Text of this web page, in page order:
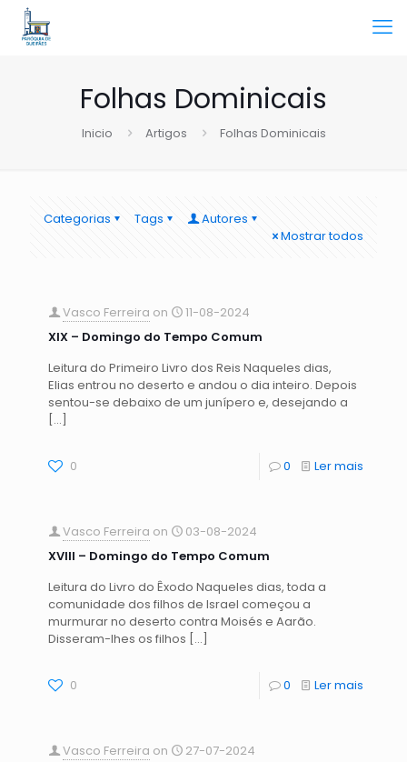
Folhas Dominicais
Inicio Artigos Folhas Dominicais
Categorias Tags
Autores
Mostrar todos
Vasco Ferreira on
11-08-2024
XIX – Domingo do Tempo Comum
Leitura do Primeiro Livro dos Reis Naqueles dias,
Elias entrou no deserto e andou o dia inteiro. Depois
sentou-se debaixo de um junípero e, desejando a
[…]
0 0 Ler mais
Vasco Ferreira on
03-08-2024
XVIII – Domingo do Tempo Comum
Leitura do Livro do Êxodo Naqueles dias, toda a
comunidade dos filhos de Israel começou a
murmurar no deserto contra Moisés e Aarão.
Disseram-lhes os filhos […]
0 0 Ler mais
Vasco Ferreira on
27-07-2024